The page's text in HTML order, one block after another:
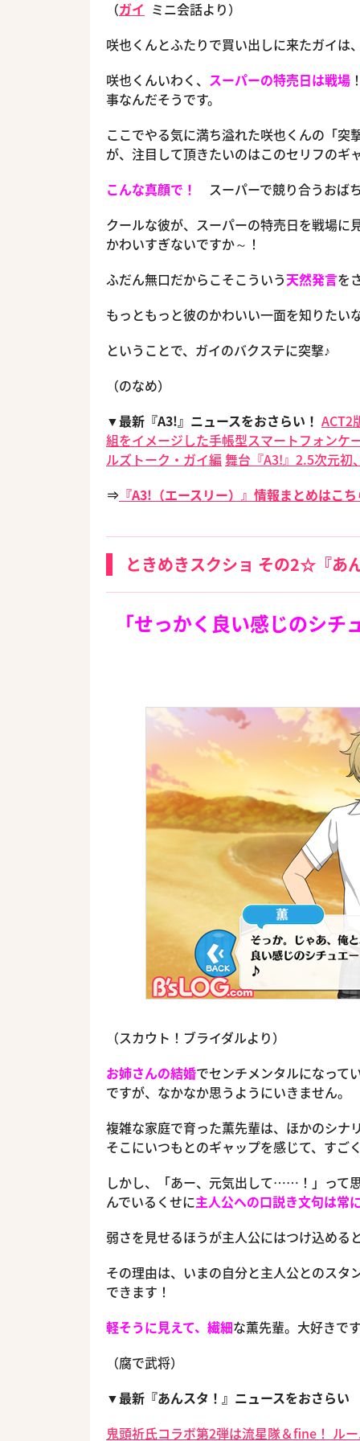
（ガイ ミニ会話より）
咲也くんとふたりで買い出しに来たガイは
咲也くんいわく、 スーパーの特売日は戦場
事なんだそうです。
ここでやる気に満ち溢れた咲也くんの「突
が、注目して頂きたいのはこのセリフのギ
こんな真顔で！
スーパーで競り合うおば
クールな彼が、スーパーの特売日を戦場
かわいすぎないですか～！
ふだん無口だからこそこういう天然発言を
もっともっと彼のかわいい一面を知りたい
ということで、ガイのバクステに突撃♪
（のなめ）
▼最新『A3!』ニュースをおさらい！ ACT2
組をイメージした手帳型スマートフォンケ
ルズトーク・ガイ編 舞台『A3!』2.5次元初
⇒ 『A3!（エースリー）』情報まとめはこ
ときめきスクショ その2☆『あ
「せっかく良い感じのシ
（スカウト！ブライダルより）
お姉さんの結婚でセンチメンタルになって
ですが、なかなか思うようにいきません。
複雑な家庭で育った薫先輩は、ほかのシナ
そこにいつもとのギャップを感じて、すご
しかし、「あー、元気出して……！」って
んでいるくせに主人公への口説き文句は常
弱さを見せるほうが主人公にはつけ込める
その理由は、いまの自分と主人公とのスタ
できます！
軽そうに見えて、繊細な薫先輩。大好きで
（腐で武将）
▼最新『あんスタ！』ニュースをおさらい
鬼頭祈氏コラボ第2弾は流星隊＆fine！ ル